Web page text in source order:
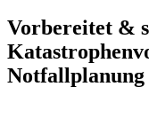
Vorbereitet &